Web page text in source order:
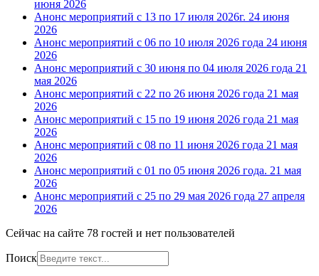
июня 2026
Анонс мероприятий с 13 по 17 июля 2026г. 24 июня
2026
Анонс мероприятий с 06 по 10 июля 2026 года 24 июня
2026
Анонс мероприятий с 30 июня по 04 июля 2026 года 21
мая 2026
Анонс мероприятий с 22 по 26 июня 2026 года 21 мая
2026
Анонс мероприятий с 15 по 19 июня 2026 года 21 мая
2026
Анонс мероприятий с 08 по 11 июня 2026 года 21 мая
2026
Анонс мероприятий с 01 по 05 июня 2026 года. 21 мая
2026
Анонс мероприятий с 25 по 29 мая 2026 года 27 апреля
2026
Сейчас на сайте 78 гостей и нет пользователей
Поиск